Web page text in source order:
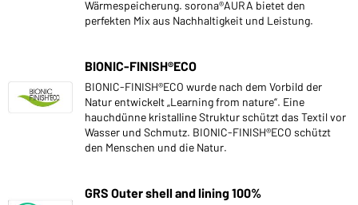
Wärmespeicherung. sorona®AURA bietet den
perfekten Mix aus Nachhaltigkeit und Leistung.
BIONIC-FINISH®ECO
BIONIC-FINISH®ECO wurde nach dem Vorbild der
Natur entwickelt „Learning from nature“. Eine
hauchdünne kristalline Struktur schützt das Textil vor
Wasser und Schmutz. BIONIC-FINISH®ECO schützt
den Menschen und die Natur.
GRS Outer shell and lining 100%